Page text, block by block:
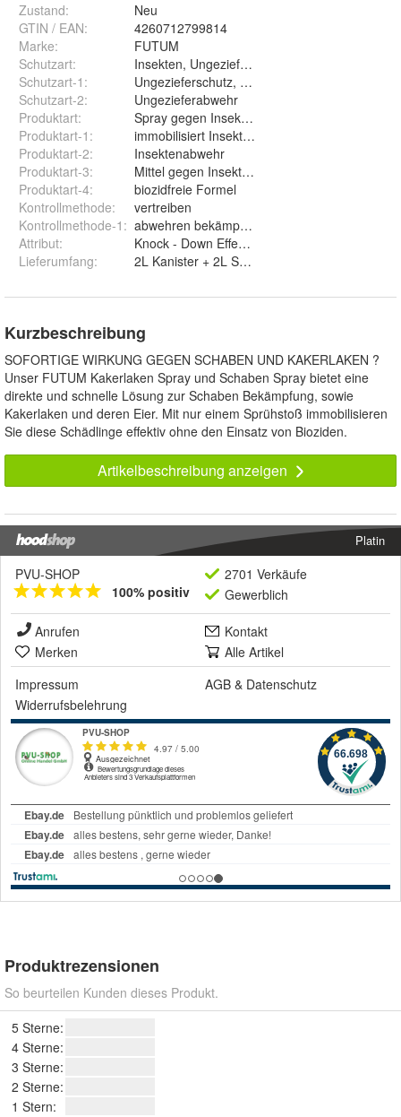
Zustand:
Neu
GTIN / EAN:
4260712799814
Marke:
FUTUM
Schutzart:
Insekten, Ungeziefer, Schadinsekten
Schutzart-1 :
Ungezieferschutz, Insekten Abwehr Spray
Schutzart-2:
Ungezieferabwehr
Produktart:
Spray gegen Insekten , Larven, Eier
Produktart-1 :
immobilisiert Insekten
Produktart-2:
Insektenabwehr
Produktart-3:
Mittel gegen Insekten
Produktart-4:
biozidfreie Formel
Kontrollmethode:
vertreiben
Kontrollmethode-1 : abwehren bekämpfen fernhalten
Attribut:
Knock - Down Effekt , Direktwirkung
Lieferumfang: 2L Kanister + 2L Sprüher ( dieser leer )
Kurzbeschreibung
SOFORTIGE WIRKUNG GEGEN SCHABEN UND KAKERLAKEN ?
Unser FUTUM Kakerlaken Spray und Schaben Spray bietet eine
direkte und schnelle Lösung zur Schaben Bekämpfung, sowie
Kakerlaken und deren Eier. Mit nur einem Sprühstoß immobilisieren
Sie diese Schädlinge effektiv ohne den Einsatz von Bioziden.
Artikelbeschreibung anzeigen
Platin
PVU-SHOP
100% positiv
2701 Verkäufe
Gewerblich
Anrufen
Kontakt
Merken
Alle Artikel
Impressum
AGB & Datenschutz
Widerrufsbelehrung
Produktrezensionen
So beurteilen Kunden dieses Produkt.
5 Sterne:
4 Sterne:
3 Sterne:
2 Sterne:
1 Stern: